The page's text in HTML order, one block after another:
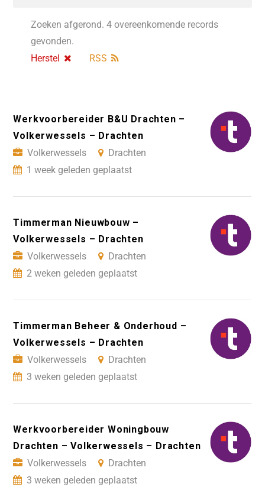
Zoeken afgerond. 4 overeenkomende records
gevonden.
Herstel
RSS
Werkvoorbereider B&U Drachten –
Volkerwessels – Drachten
Volkerwessels
Drachten
1 week geleden geplaatst
Timmerman Nieuwbouw –
Volkerwessels – Drachten
Volkerwessels
Drachten
2 weken geleden geplaatst
Timmerman Beheer & Onderhoud –
Volkerwessels – Drachten
Volkerwessels
Drachten
3 weken geleden geplaatst
Werkvoorbereider Woningbouw
Drachten – Volkerwessels – Drachten
Volkerwessels
Drachten
3 weken geleden geplaatst